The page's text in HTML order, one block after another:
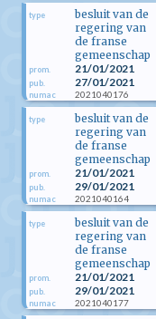
type
besluit van de
regering van
de franse
gemeenschap
prom. 21/01/2021
pub. 27/01/2021
numac 2021040176
type
besluit van de
regering van
de franse
gemeenschap
prom. 21/01/2021
pub. 29/01/2021
numac 2021040164
type
besluit van de
regering van
de franse
gemeenschap
prom. 21/01/2021
pub. 29/01/2021
numac 2021040177